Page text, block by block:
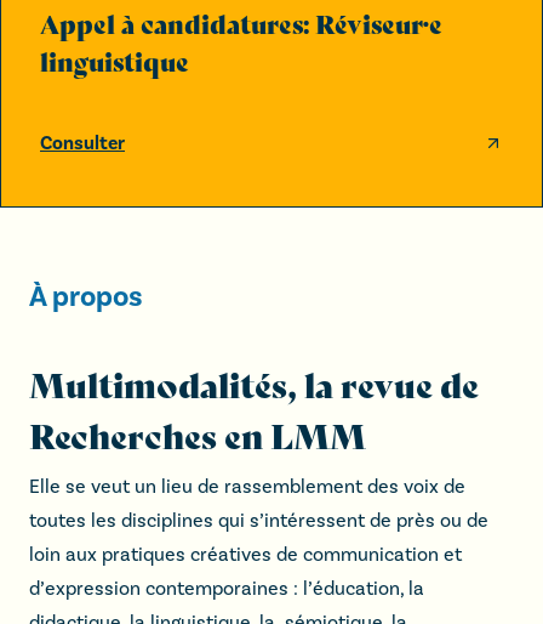
Appel à candidatures: Réviseur·e
linguistique
Consulter
À propos
Multimodalités, la revue de
Recherches en LMM
Elle se veut un lieu de rassemblement des voix de
toutes les disciplines qui s’intéressent de près ou de
loin aux pratiques créatives de communication et
d’expression contemporaines : l’éducation, la